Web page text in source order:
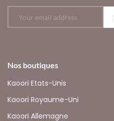
Nos boutiques
Kaoori Etats-Unis
Kaoori Royaume-Uni
Kaoori Allemagne